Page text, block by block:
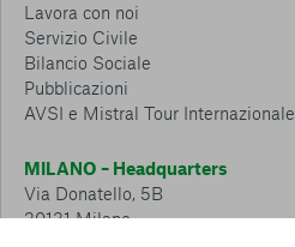
Lavora con noi
Servizio Civile
Bilancio Sociale
Pubblicazioni
AVSI e Mistral Tour Internazionale
MILANO – Headquarters
Via Donatello, 5B
20131 Milano